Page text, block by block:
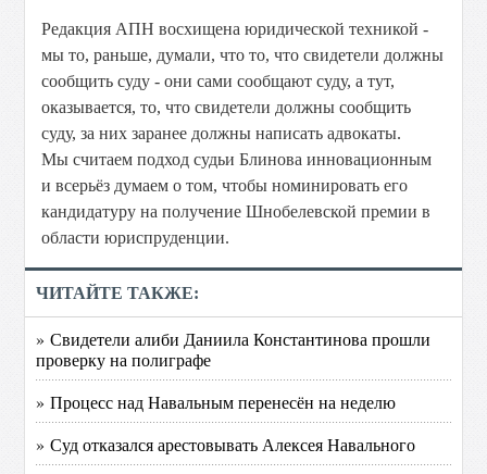
Редакция АПН восхищена юридической техникой -
мы то, раньше, думали, что то, что свидетели должны
сообщить суду - они сами сообщают суду, а тут,
оказывается, то, что свидетели должны сообщить
суду, за них заранее должны написать адвокаты.
Мы считаем подход судьи Блинова инновационным
и всерьёз думаем о том, чтобы номинировать его
кандидатуру на получение Шнобелевской премии в
области юриспруденции.
ЧИТАЙТЕ ТАКЖЕ:
» Свидетели алиби Даниила Константинова прошли
проверку на полиграфе
» Процесс над Навальным перенесён на неделю
» Суд отказался арестовывать Алексея Навального